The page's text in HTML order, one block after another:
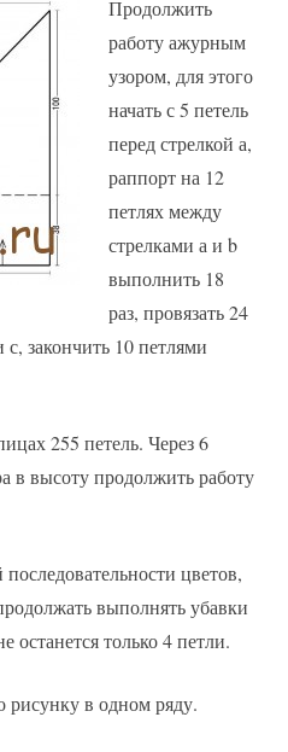
Продолжить
работу ажурным
узором, для этого
начать с 5 петель
перед стрелкой а,
раппорт на 12
петлях между
стрелками а и b
выполнить 18
раз, провязать 24
закончить 10 петлями
255 петель. Через 6
в высоту продолжить работу
цветов,
выполнять убавки
останется только 4 петли.
рисунку в одном ряду.